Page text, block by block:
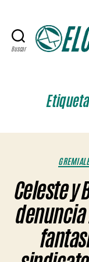
Buscar
Celeste y
denuncia